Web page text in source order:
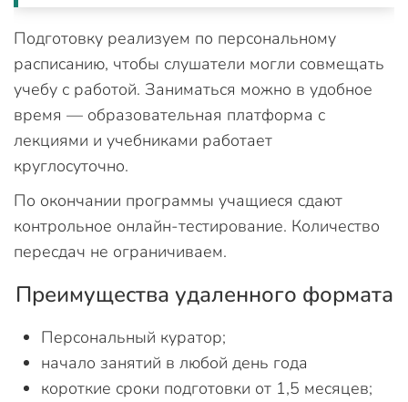
Подготовку реализуем по персональному
расписанию, чтобы слушатели могли совмещать
учебу с работой. Заниматься можно в удобное
время — образовательная платформа с
лекциями и учебниками работает
круглосуточно.
По окончании программы учащиеся сдают
контрольное онлайн-тестирование. Количество
пересдач не ограничиваем.
Преимущества удаленного формата
Персональный куратор;
начало занятий в любой день года
короткие сроки подготовки от 1,5 месяцев;